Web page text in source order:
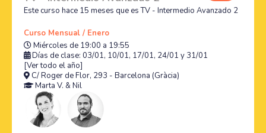
Este curso hace 15 meses que es TV - Intermedio Avanzado 2
Curso Mensual / Enero
Miércoles de 19:00 a 19:55
Días de clase: 03/01, 10/01, 17/01, 24/01 y 31/01
[Ver todo el año]
C/ Roger de Flor, 293 - Barcelona (Gràcia)
Marta V. & Nil